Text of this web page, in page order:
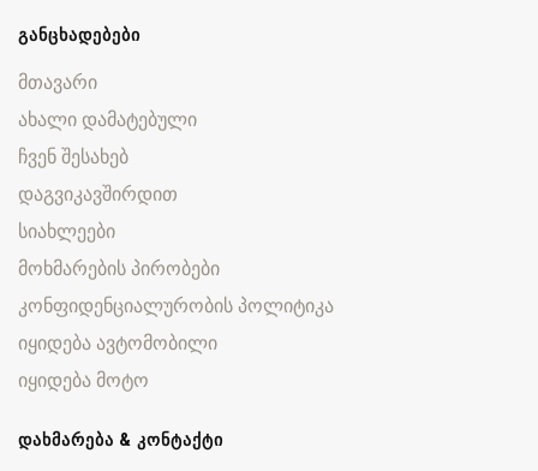
ᲒᲐᲜᲪᲮᲐᲓᲔᲑᲔᲑᲘ
მთავარი
ახალი დამატებული
ჩვენ შესახებ
დაგვიკავშირდით
სიახლეები
მოხმარების პირობები
კონფიდენციალურობის პოლიტიკა
იყიდება ავტომობილი
იყიდება მოტო
ᲓᲐᲮᲛᲐᲠᲔᲑᲐ & ᲙᲝᲜᲢᲐᲥᲢᲘ